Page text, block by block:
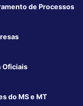
de Processos
Oficiais
do MS e MT